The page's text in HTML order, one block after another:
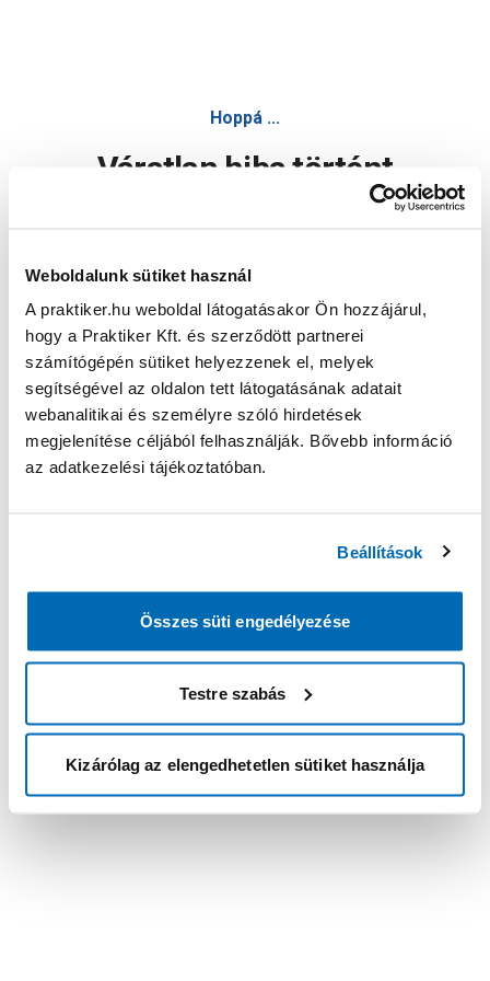
Weboldalunk sütiket használ
A praktiker.hu weboldal látogatásakor Ön hozzájárul,
hogy a Praktiker Kft. és szerződött partnerei
számítógépén sütiket helyezzenek el, melyek
segítségével az oldalon tett látogatásának adatait
webanalitikai és személyre szóló hirdetések
megjelenítése céljából felhasználják. Bővebb információ
az adatkezelési tájékoztatóban.
Beállítások
Összes süti engedélyezése
Testre szabás
Kizárólag az elengedhetetlen sütiket használja
Hoppá ...
Váratlan hiba történt
Oldal újratöltése